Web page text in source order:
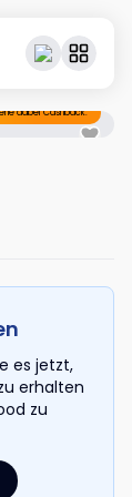
dabei Cashback.
es jetzt,
erhalten
zu